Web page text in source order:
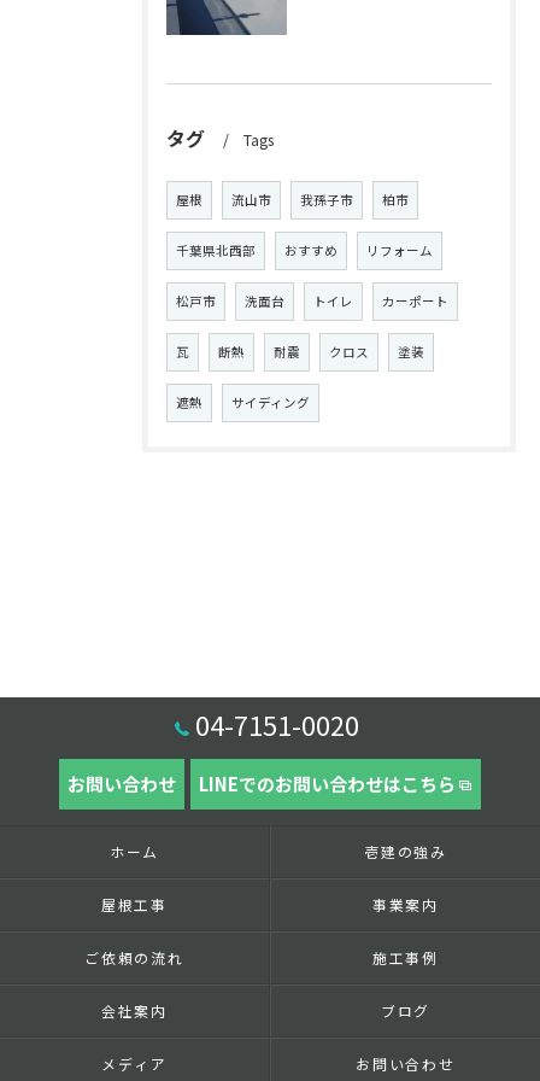
タグ Tags
屋根 流山市 我孫子市 柏市
千葉県北西部 おすすめ リフォーム
松戸市 洗面台 トイレ カーポート
瓦 断熱 耐震 クロス 塗装
遮熱 サイディング
04-7151-0020
お問い合わせ LINEでのお問い合わせはこちら
ホーム 壱建の強み
屋根工事 事業案内
ご依頼の流れ 施工事例
会社案内 ブログ
メディア お問い合わせ